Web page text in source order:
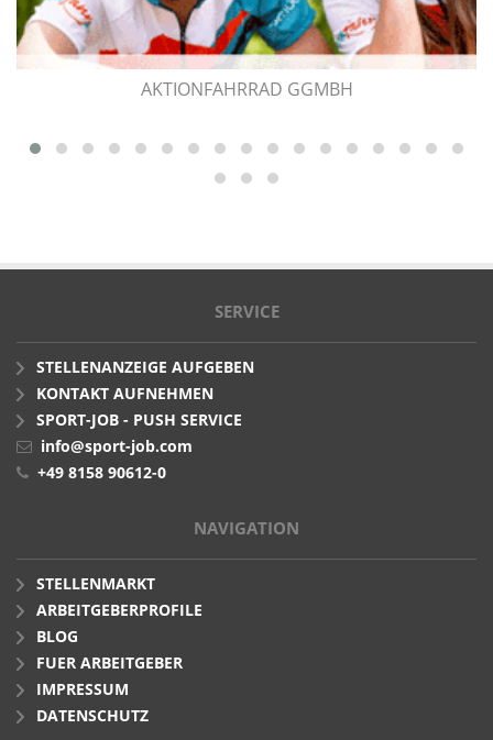
AKTIONFAHRRAD GGMBH
SERVICE
STELLENANZEIGE AUFGEBEN
KONTAKT AUFNEHMEN
SPORT-JOB - PUSH SERVICE
info@sport-job.com
+49 8158 90612-0
NAVIGATION
STELLENMARKT
ARBEITGEBERPROFILE
BLOG
FUER ARBEITGEBER
IMPRESSUM
DATENSCHUTZ